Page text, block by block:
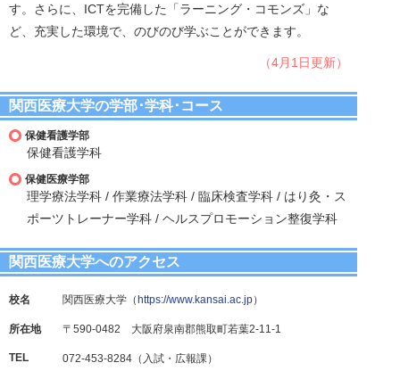
す。さらに、ICTを完備した「ラーニング・コモンズ」な
ど、充実した環境で、のびのび学ぶことができます。
（4月1日更新）
関西医療大学の学部･学科･コース
保健看護学部
保健看護学科
保健医療学部
理学療法学科 / 作業療法学科 / 臨床検査学科 / はり灸・ス
ポーツトレーナー学科 / ヘルスプロモーション整復学科
関西医療大学へのアクセス
校名 関西医療大学（https://www.kansai.ac.jp）
所在地 〒590-0482 大阪府泉南郡熊取町若葉2-11-1
TEL 072-453-8284（入試・広報課）